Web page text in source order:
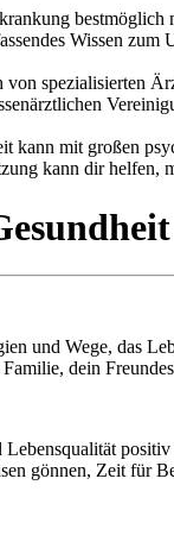
Wissen zum
spezialisierten
kann mit großen
kann dir
und Wege, das
dein
gönnen, Zeit